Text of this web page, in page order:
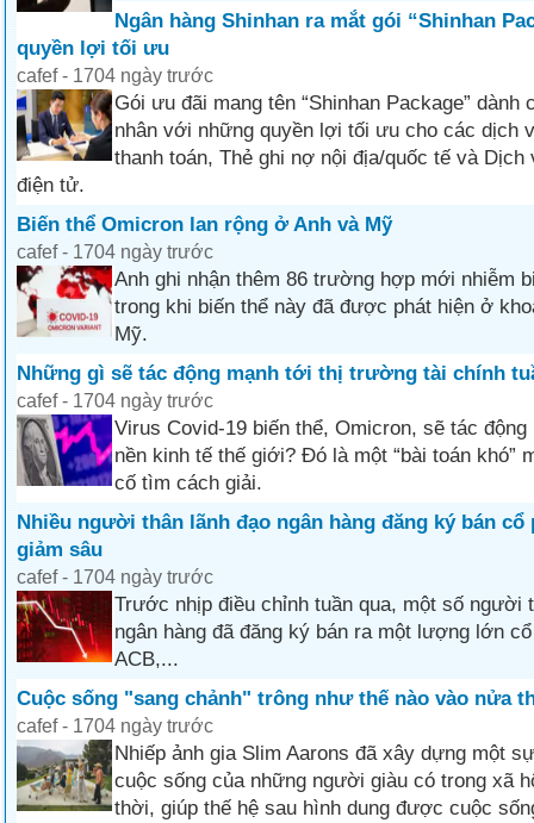
Ngân hàng Shinhan ra mắt gói “Shinhan
quyền lợi tối ưu
cafef - 1704 ngày trước
Gói ưu đãi mang tên “Shinhan Package” dành
nhân với những quyền lợi tối ưu cho các dịch
thanh toán, Thẻ ghi nợ nội địa/quốc tế và Dịch
điện tử.
Biến thể Omicron lan rộng ở Anh và Mỹ
cafef - 1704 ngày trước
Anh ghi nhận thêm 86 trường hợp mới nhiễm
trong khi biến thể này đã được phát hiện ở
Mỹ.
Những gì sẽ tác động mạnh tới thị trường tài chính
cafef - 1704 ngày trước
Virus Covid-19 biến thể, Omicron, sẽ tác động
nền kinh tế thế giới? Đó là một “bài toán khó”
cố tìm cách giải.
Nhiều người thân lãnh đạo ngân hàng đăng ký bán
giảm sâu
cafef - 1704 ngày trước
Trước nhịp điều chỉnh tuần qua, một số người
ngân hàng đã đăng ký bán ra một lượng lớn
ACB,...
Cuộc sống "sang chảnh" trông như thế nào vào nửa
cafef - 1704 ngày trước
Nhiếp ảnh gia Slim Aarons đã xây dựng một
cuộc sống của những người giàu có trong xã
thời, giúp thế hệ sau hình dung được cuộc